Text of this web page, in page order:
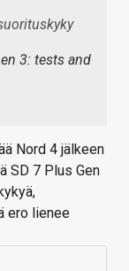
3: tests and
Nord 4 jälkeen
SD 7 Plus Gen
ero lienee